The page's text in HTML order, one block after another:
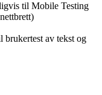
til Mobile Testing
av tekst og